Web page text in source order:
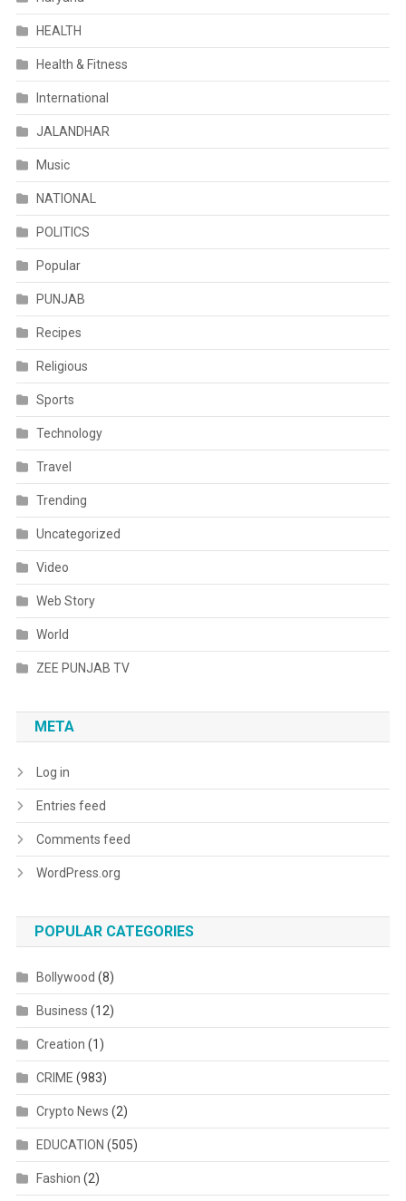
HEALTH
Health & Fitness
International
JALANDHAR
Music
NATIONAL
POLITICS
Popular
PUNJAB
Recipes
Religious
Sports
Technology
Travel
Trending
Uncategorized
Video
Web Story
World
ZEE PUNJAB TV
META
Log in
Entries feed
Comments feed
WordPress.org
POPULAR CATEGORIES
Bollywood (8)
Business (12)
Creation (1)
CRIME (983)
Crypto News (2)
EDUCATION (505)
Fashion (2)